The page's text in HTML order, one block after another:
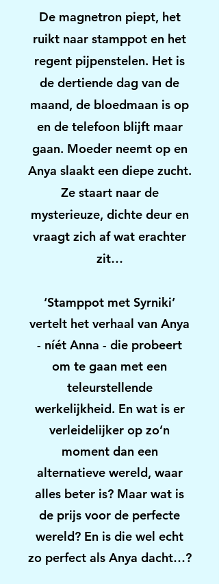
De magnetron piept, het
ruikt naar stamppot en het
regent pijpenstelen. Het is
de dertiende dag van de
maand, de bloedmaan is op
en de telefoon blijft maar
gaan. Moeder neemt op en
Anya slaakt een diepe zucht.
Ze staart naar de
mysterieuze, dichte deur en
vraagt zich af wat erachter
zit…
‘Stamppot met Syrniki’
vertelt het verhaal van Anya
- níét Anna - die probeert
om te gaan met een
teleurstellende
werkelijkheid. En wat is er
verleidelijker op zo’n
moment dan een
alternatieve wereld, waar
alles beter is? Maar wat is
de prijs voor de perfecte
wereld? En is die wel echt
zo perfect als Anya dacht…?